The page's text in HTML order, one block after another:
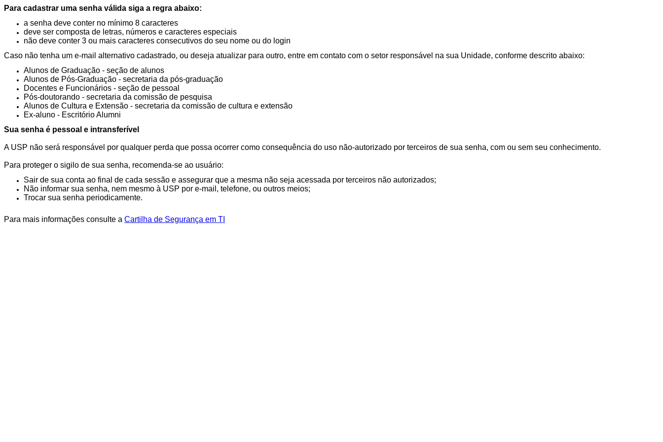
Para cadastrar uma senha válida siga a regra abaixo:
a senha deve conter no mínimo 8 caracteres
deve ser composta de letras, números e caracteres especiais
não deve conter 3 ou mais caracteres consecutivos do seu nome ou do login
Caso não tenha um e-mail alternativo cadastrado, ou deseja atualizar para outro, entre em contato com o setor responsável na sua Unidade, conforme descrito abaixo:
Alunos de Graduação - seção de alunos
Alunos de Pós-Graduação - secretaria da pós-graduação
Docentes e Funcionários - seção de pessoal
Pós-doutorando - secretaria da comissão de pesquisa
Alunos de Cultura e Extensão - secretaria da comissão de cultura e extensão
Ex-aluno - Escritório Alumni
Sua senha é pessoal e intransferível
A USP não será responsável por qualquer perda que possa ocorrer como consequência do uso não-autorizado por terceiros de sua senha, com ou sem seu conhecimento.
Para proteger o sigilo de sua senha, recomenda-se ao usuário:
Sair de sua conta ao final de cada sessão e assegurar que a mesma não seja acessada por terceiros não autorizados;
Não informar sua senha, nem mesmo à USP por e-mail, telefone, ou outros meios;
Trocar sua senha periodicamente.
Para mais informações consulte a Cartilha de Segurança em TI